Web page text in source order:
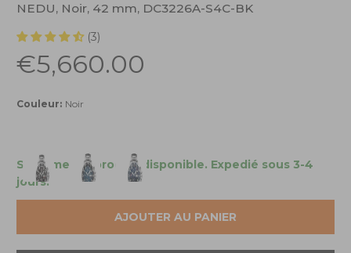
NEDU, Noir, 42 mm, DC3226A-S4C-BK
(3)
€5,660.00
Couleur: Noir
Seulement 1 produit disponible. Expedié sous 3-4
jours.
AJOUTER AU PANIER